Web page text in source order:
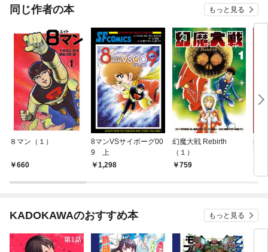
同じ作者の本 もっと見る
８マン（１）
660
8マンVSサイボーグ00
9 上
1,298
幻魔大戦 Rebirth
（１）
759
幻
KADOKAWAのおすすめ本 もっと見る